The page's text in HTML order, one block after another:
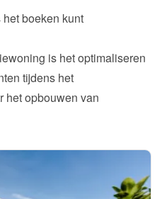
boeken kunt
is het optimaliseren
tijdens het
het opbouwen van